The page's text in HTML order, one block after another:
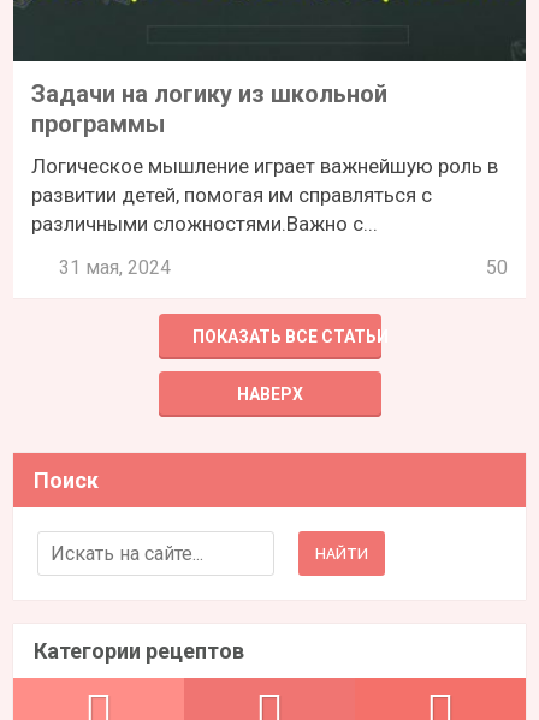
Задачи на логику из школьной
программы
Логическое мышление играет важнейшую роль в
развитии детей, помогая им справляться с
различными сложностями.Важно с...
31 мая, 2024 50
ПОКАЗАТЬ ВСЕ СТАТЬИ
НАВЕРХ
Поиск
Search for:
Категории рецептов